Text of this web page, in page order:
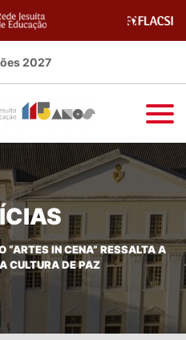
2027
“ARTES IN CENA” RESSALTA A
CULTURA DE PAZ